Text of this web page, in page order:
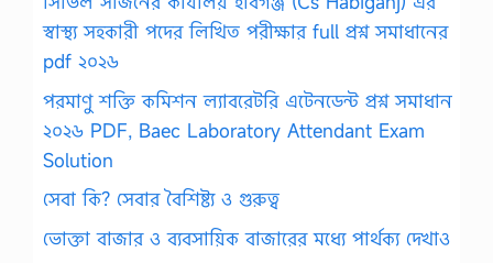
স্বাস্থ্য সহকারী পদের লিখিত পরীক্ষার full প্রশ্ন সমাধানের
pdf ২০২৬
পরমাণু শক্তি কমিশন ল্যাবরেটরি এটেনডেন্ট প্রশ্ন সমাধান
২০২৬ PDF, Baec Laboratory Attendant Exam
Solution
সেবা কি? সেবার বৈশিষ্ট্য ও গুরুত্ব
ভোক্তা বাজার ও ব্যবসায়িক বাজারের মধ্যে পার্থক্য দেখাও